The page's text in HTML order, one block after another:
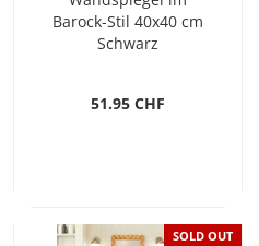
Barock-Stil 40x40 cm
Schwarz
51.95 CHF
SOLD OUT